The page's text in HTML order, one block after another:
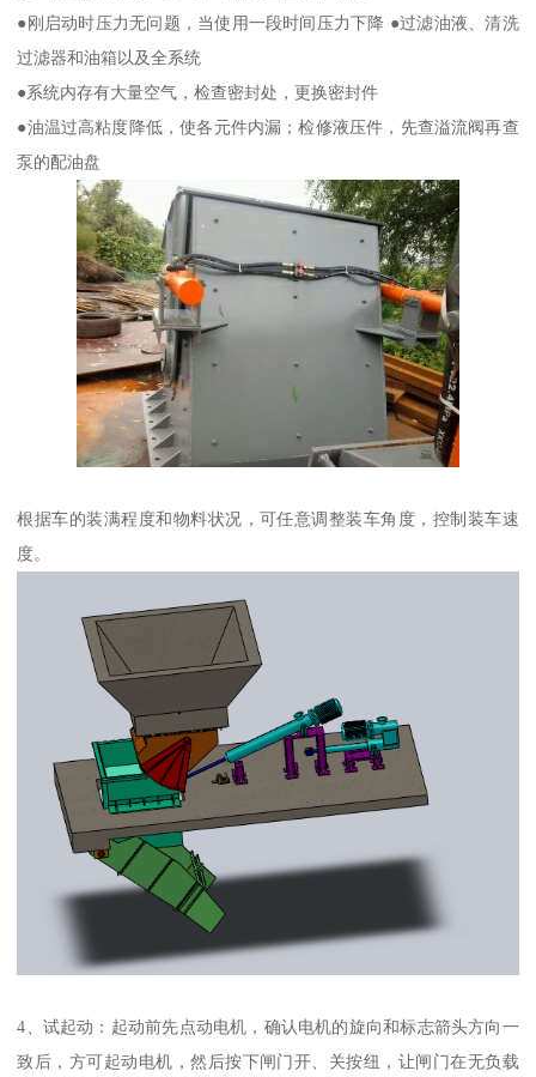
●刚启动时压力无问题，当使用一段时间压力下降 ●过滤油液、清洗
过滤器和油箱以及全系统
●系统内存有大量空气，检查密封处，更换密封件
●油温过高粘度降低，使各元件内漏；检修液压件，先查溢流阀再查
泵的配油盘
根据车的装满程度和物料状况，可任意调整装车角度，控制装车速
度。
4、试起动：起动前先点动电机，确认电机的旋向和标志箭头方向一
致后，方可起动电机，然后按下闸门开、关按纽，让闸门在无负载